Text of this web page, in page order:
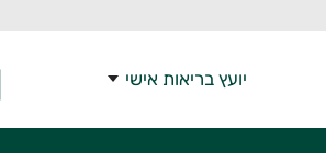
יועץ בריאות אישי